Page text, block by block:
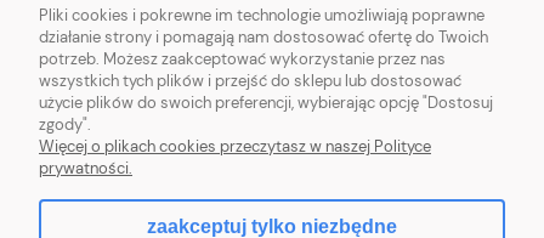
INFORMACJE
O NAS
Pliki cookies i pokrewne im technologie umożliwiają poprawne
działanie strony i pomagają nam dostosować ofertę do Twoich
potrzeb. Możesz zaakceptować wykorzystanie przez nas
wszystkich tych plików i przejść do sklepu lub dostosować
użycie plików do swoich preferencji, wybierając opcję "Dostosuj
zgody".
Więcej o plikach cookies przeczytasz w naszej Polityce
prywatności.
zaakceptuj tylko niezbędne